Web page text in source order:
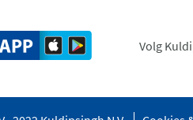
Volg